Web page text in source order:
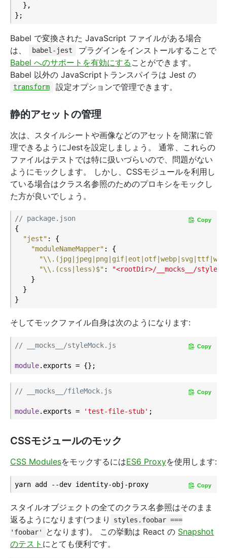
  },
Babel で変換された JavaScript ファイルがある場合
は、
babel-jest
プラグインをインストールすることで
Babel へのサポートを有効にする ことができます。
Babel 以外の JavaScriptトランスパイラは Jest の
transform 設定オプションで管理できます。
静的アセットの管理
次は、スタイルシートや画像などのアセットを簡潔に管
理できるようにJestを設定しましょう。 通常、これらの
ファイルはテストでは特に扱いづらいので、問題がない
ようにモックします。 しかし、CSSモジュールを利用し
ている場合はクラス名参照のためのプロキシをモックし
た方が良いでしょう。
// package.json
{
"jest" : {
"moduleNameMapper" : {
"\\.(css|less)$" :
"<rootDir>/__mocks__/
    }
  }
Copy
そしてモックファイル自身は次のようになります:
// __mocks__/styleMock.js
module
Copy
// __mocks__/fileMock.js
module.exports = 'test-file-stub'
Copy
CSSモジュールのモック
CSS ModulesをモックするにはES6 Proxyを使用します:
yarn add --dev identity-obj-proxy Copy
スタイルオブジェクトの全てのクラス名参照はそのまま
返るようになります(つまり
styles.foobar ===
'foobar'
となります)。 この挙動は React の Snapshot
のテスト にとても便利です。